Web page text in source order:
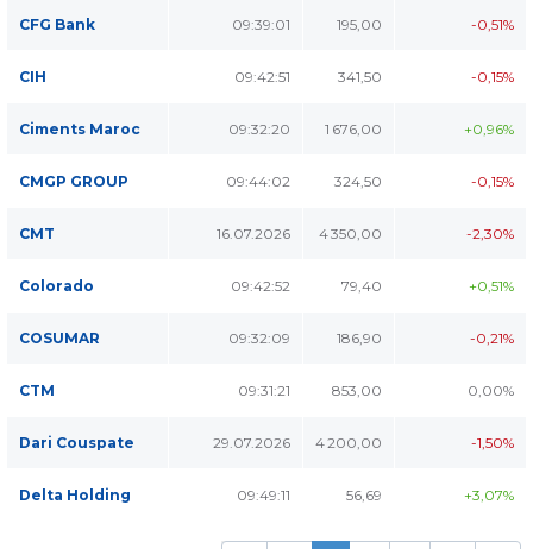
CFG Bank 09:39:01 195,00 -0,51%
CIH 09:42:51 341,50 -0,15%
Ciments Maroc 09:32:20 1 676,00 +0,96%
CMGP GROUP 09:44:02 324,50 -0,15%
CMT 16.07.2026 4 350,00 -2,30%
Colorado 09:42:52 79,40 +0,51%
COSUMAR 09:32:09 186,90 -0,21%
CTM 09:31:21 853,00 0,00%
Dari Couspate 29.07.2026 4 200,00 -1,50%
Delta Holding 09:49:11 56,69 +3,07%